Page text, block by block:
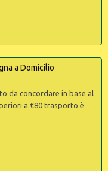
a Domicilio
da concordare in base al
a €80 trasporto è